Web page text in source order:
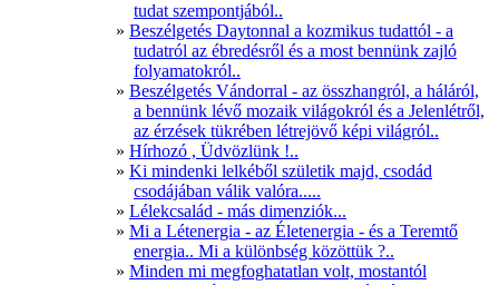
tudat szempontjából..
Beszélgetés Daytonnal a kozmikus tudattól - a
tudatról az ébredésről és a most bennünk zajló
folyamatokról..
Beszélgetés Vándorral - az összhangról, a háláról,
a bennünk lévő mozaik világokról és a Jelenlétről,
az érzések tükrében létrejövő képi világról..
Hírhozó , Üdvözlünk !..
Ki mindenki lelkéből születik majd, csodád
csodájában válik valóra.....
Lélekcsalád - más dimenziók...
Mi a Létenergia - az Életenergia - és a Teremtő
energia.. Mi a különbség közöttük ?..
Minden mi megfoghatatlan volt, mostantól